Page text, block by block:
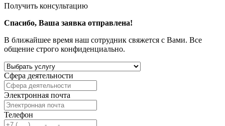
Получить консультацию
Спасибо, Ваша заявка отправлена!
В ближайшее время наш сотрудник свяжется с Вами. Все
общение строго конфиденциально.
Сфера деятельности
Электронная почта
Телефон